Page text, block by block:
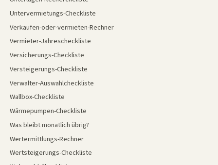
Untervermietungs-Checkliste
Verkaufen-oder-vermieten-Rechner
Vermieter-Jahrescheckliste
Versicherungs-Checkliste
Versteigerungs-Checkliste
Verwalter-Auswahlcheckliste
Wallbox-Checkliste
Wärmepumpen-Checkliste
Was bleibt monatlich übrig?
Wertermittlungs-Rechner
Wertsteigerungs-Checkliste